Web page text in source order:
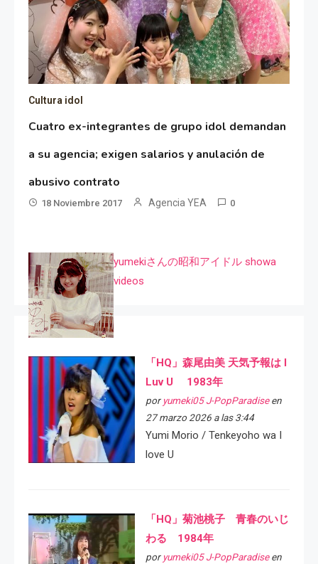
Cultura idol
Cuatro ex-integrantes de grupo idol demandan
a su agencia; exigen salarios y anulación de
abusivo contrato
18 Noviembre 2017 Agencia YEA 0
yumekiさんの昭和アイドル showa
videos
「HQ」森尾由美 天気予報は I
Luv U 1983年
por yumeki05 J-PopParadiseen
27 marzo 2026 a las 3:44
Yumi Morio / Tenkeyoho wa I
love U
「HQ」菊池桃子 青春のいじ
わる 1984年
por yumeki05 J-PopParadiseen